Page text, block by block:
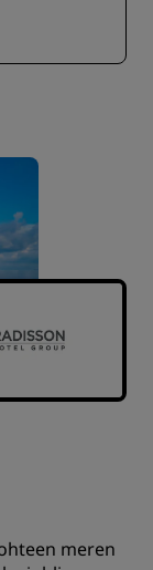
meren